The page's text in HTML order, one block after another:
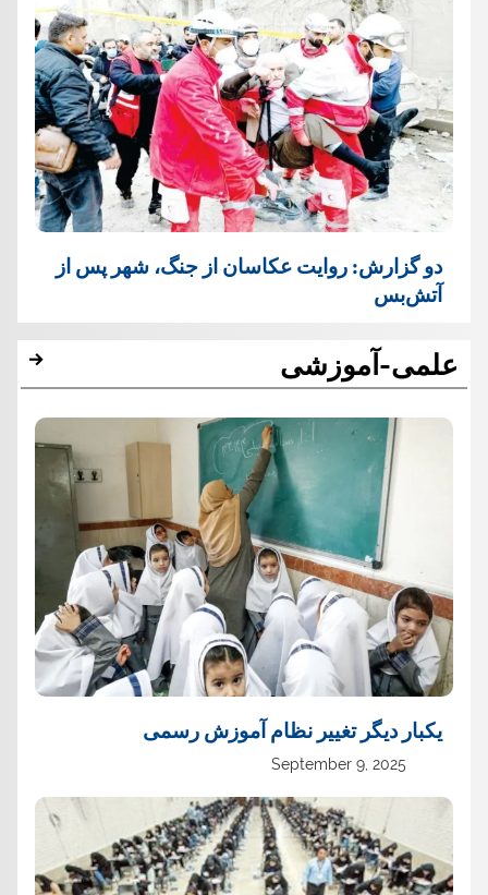
دو گزارش: روایت عکاسان از جنگ، شهر پس از
آتش‌بس
علمی-آموزشی
یک‏بار دیگر تغییر نظام آموزش رسمی
September 9, 2025